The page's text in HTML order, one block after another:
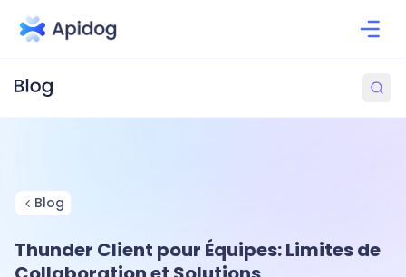
Blog
Thunder Client pour Équipes: Limites de